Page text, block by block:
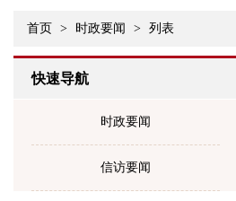
首页 > 时政要闻 > 列表
快速导航
时政要闻
信访要闻